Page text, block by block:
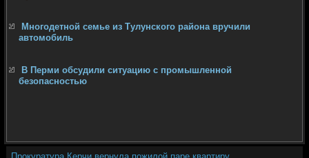
Многодетной семье из Тулунского района вручили
автомобиль
В Перми обсудили ситуацию с промышленной
безопасностью